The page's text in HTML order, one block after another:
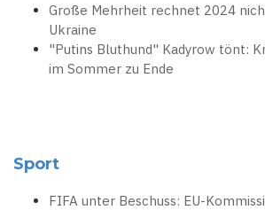
Große Mehrheit rechnet 2024
Ukraine
"Putins Bluthund" Kadyrow tönt:
im Sommer zu Ende
Sport
FIFA unter Beschuss: EU-